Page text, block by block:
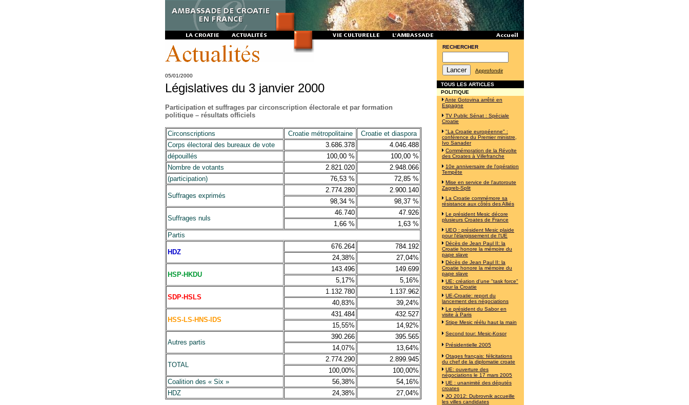
05/01/2000
Législatives du 3 janvier 2000
Participation et suffrages par circonscription électorale et par formation
politique – résultats officiels
Circonscriptions Croatie métropolitaine
Croatie et diaspora
Corps électoral des bureaux de vote
3.686.378
4.046.488
dépouillés
100,00 %
100,00 %
Nombre de votants
2.821.020
2.948.066
(participation)
76,53 % 72,85 %
Suffrages exprimés
2.774.280
2.900.140
98,34 %
98,37 %
Suffrages nuls
46.740
47.926
1,66 %
1,63 %
Partis
HDZ
676.264
784.192
24,38%
27,04%
HSP-HKDU
143.496
149.699
5,17%
5,16%
SDP-HSLS
1.132.780
1.137.962
40,83%
39,24%
HSS-LS-HNS-IDS
431.484
432.527
15,55%
14,92%
Autres partis
390.266
395.565
14,07%
13,64%
TOTAL
2.774.290
2.899.945
100,00%
100,00%
Coalition des « Six »
56,38%
54,16%
HDZ
24,38% 27,04%
RECHERCHER
Approfondir
TOUS LES ARTICLES
POLITIQUE
Ante Gotovina arrêté en
Espagne
TV Public Sénat : Spéciale
Croatie
"La Croatie européenne" :
conférence du Premier ministre,
Ivo Sanader
Commémoration de la Révolte
des Croates à Villefranche
10e anniversaire de l'opération
Tempête
Mise en service de l'autoroute
Zagreb-Split
La Croatie commémore sa
résistance aux côtés des Alliés
Le président Mesic décore
plusieurs Croates de France
UEO : président Mesic plaide
pour l'élargissement de l'UE
Décès de Jean Paul II: la
Croatie honore la mémoire du
pape slave
Décès de Jean Paul II: la
Croatie honore la mémoire du
pape slave
UE: création d'une "task force"
pour la Croatie
UE-Croatie: report du
lancement des négociations
Le président du Sabor en
visite à Paris
Stipe Mesic réélu haut la main
Second tour: Mesic-Kosor
Présidentielle 2005
Otages français: félicitations
du chef de la diplomatie croate
UE: ouverture des
négociations le 17 mars 2005
UE : unanimité des députés
croates
JO 2012: Dubrovnik accueille
les villes candidates